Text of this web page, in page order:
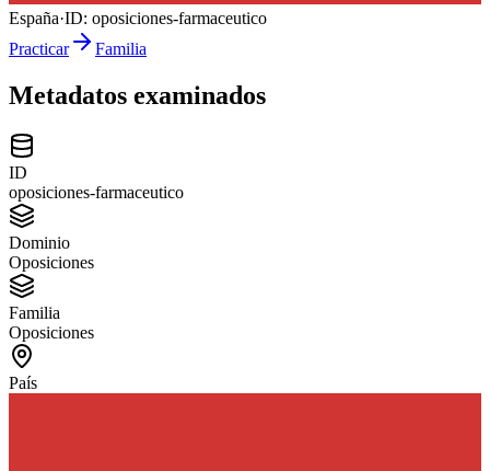
España·ID: oposiciones-farmaceutico
Practicar
Familia
Metadatos examinados
ID
oposiciones-farmaceutico
Dominio
Oposiciones
Familia
Oposiciones
País